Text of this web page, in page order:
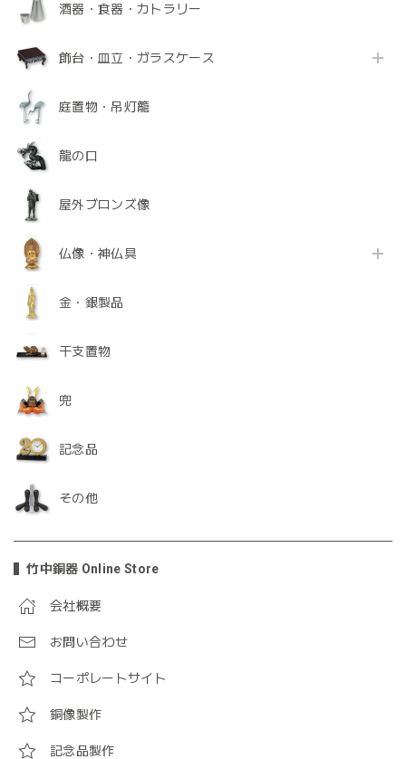
酒器・食器・カトラリー
飾台・皿立・ガラスケース
庭置物・吊灯籠
龍の口
屋外ブロンズ像
仏像・神仏具
金・銀製品
干支置物
兜
記念品
その他
竹中銅器 Online Store
会社概要
お問い合わせ
コーポレートサイト
銅像製作
記念品製作